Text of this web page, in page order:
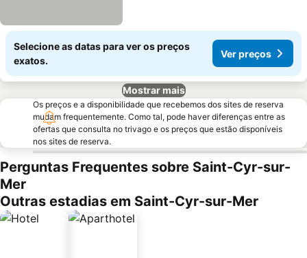
Selecione as datas para ver os preços
exatos.
Ver preços
Mostrar mais
Os preços e a disponibilidade que recebemos dos sites de reserva
mudam frequentemente. Como tal, pode haver diferenças entre as
ofertas que consulta no trivago e os preços que estão disponíveis
nos sites de reserva.
Perguntas Frequentes sobre Saint-Cyr-sur-
Mer
Outras estadias em Saint-Cyr-sur-Mer